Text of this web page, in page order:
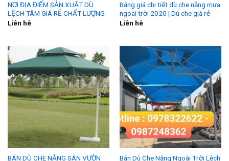
NƠI ĐỊA ĐIỂM SẢN XUẤT DÙ
LỆCH TÂM GIÁ RẺ CHẤT LƯỢNG
Liên hê
Bảng giá chi tiết dù che nắng mưa
ngoài trời 2020 | Dù che giá rẻ
Liên hê
BÁN DÙ CHE NẮNG SÂN VƯỜN
Bán Dù Che Nắng Ngoài Trời Lệch